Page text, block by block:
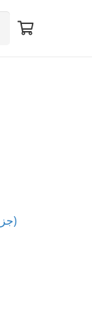
Yamani component (جزع یمانی)